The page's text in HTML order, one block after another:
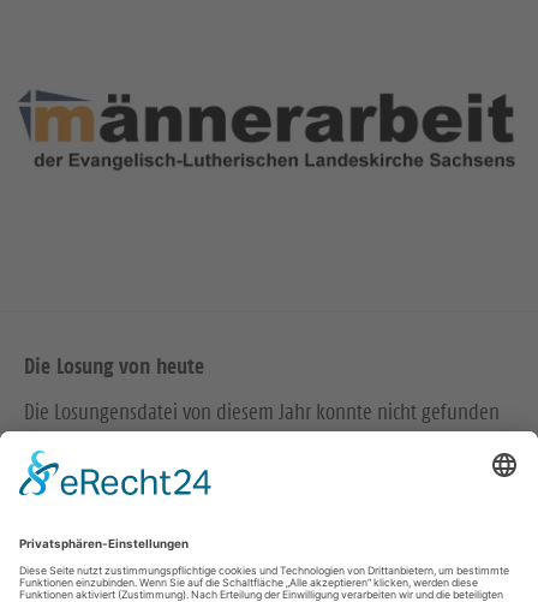
Die Losung von heute
Die Losungensdatei von diesem Jahr konnte nicht gefunden
werden. Wie das Problem gelöst werden kann, können Sie
hiernachlesen.
Wir in den sozialen Medien